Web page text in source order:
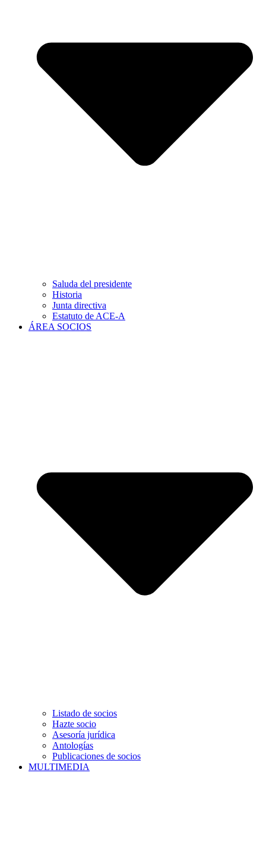
Saluda del presidente
Historia
Junta directiva
Estatuto de ACE-A
ÁREA SOCIOS
Listado de socios
Hazte socio
Asesoría jurídica
Antologías
Publicaciones de socios
MULTIMEDIA